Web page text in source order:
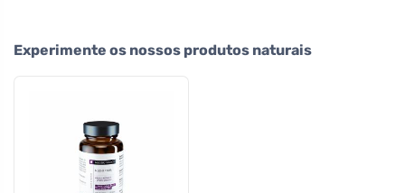
Experimente os nossos produtos naturais